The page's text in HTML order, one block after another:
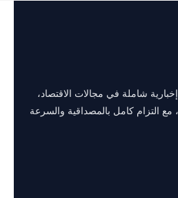
شاملة في مجالات الاقتصاد،
مع التزام كامل بالمصداقية والسرعة